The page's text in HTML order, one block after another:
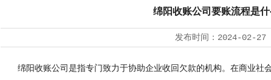
绵阳收账公司要账流程是
发布时间： 2024-02-
绵阳收账公司是指专门致力于协助企业收回欠款的机构。在商业社